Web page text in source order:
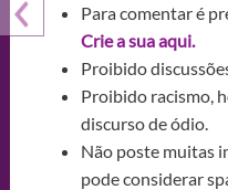
Para comentar é
Crie a sua aqui.
Proibido
Proibido racismo,
discurso de ódio.
Não poste muitas
pode considerar